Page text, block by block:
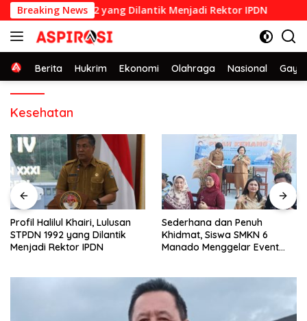
Langsung
ke
konten
Breaking News
STPDN 1992 yang Dilantik Menjadi Rektor IPDN
Home
Berita Hukrim Ekonomi Olahraga Nasional Gaya
Kesehatan
Sederhana dan Penuh
Khidmat, Siswa SMKN 6
Manado Menggelar Event
Kejati Sulut Bongkar Hasil
Penggeledahan di Unsrat
Manado, Temuannya